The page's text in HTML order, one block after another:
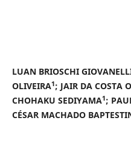
LUAN BRIOSCHI
OLIVEIRA1; JAIR DA COSTA
CHOHAKU SEDIYAMA1;
CÉSAR MACHADO